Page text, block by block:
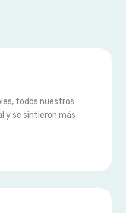
todos nuestros
y se sintieron más